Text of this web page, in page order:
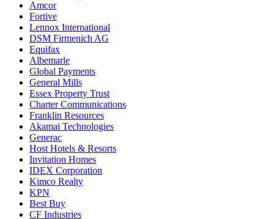
Amcor
Fortive
Lennox International
DSM Firmenich AG
Equifax
Albemarle
Global Payments
General Mills
Essex Property Trust
Charter Communications
Franklin Resources
Akamai Technologies
Generac
Host Hotels & Resorts
Invitation Homes
IDEX Corporation
Kimco Realty
KPN
Best Buy
CF Industries